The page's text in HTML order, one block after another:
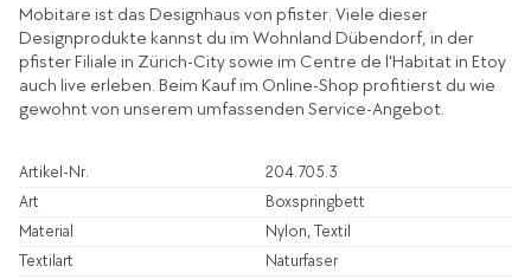
Mobitare ist das Designhaus von pfister. Viele dieser
Designprodukte kannst du im Wohnland Dübendorf, in der
pfister Filiale in Zürich-City sowie im Centre de l'Habitat in Etoy
auch live erleben. Beim Kauf im Online-Shop profitierst du wie
gewohnt von unserem umfassenden Service-Angebot.
Artikel-Nr.
204.705.3
Art
Boxspringbett
Material
Nylon, Textil
Textilart
Naturfaser